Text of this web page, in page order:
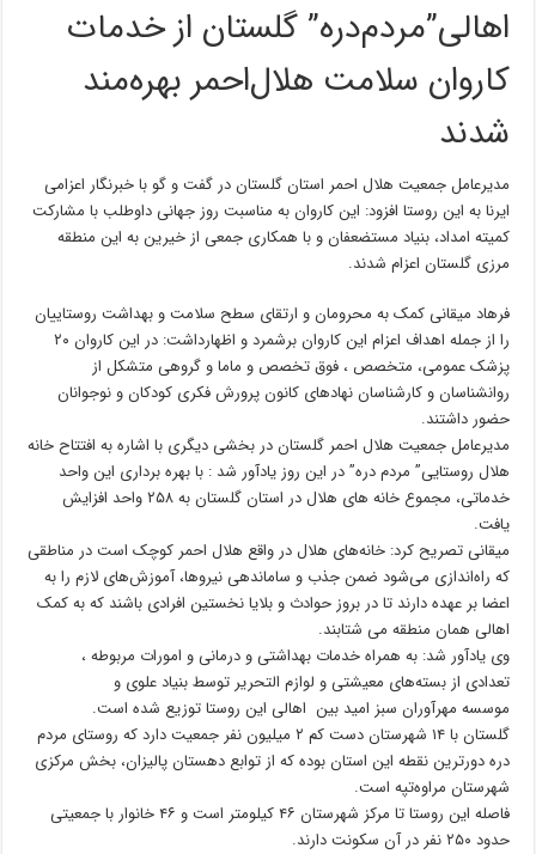
اهالی”مردم‌دره” گلستان از خدمات
کاروان سلامت هلال‌احمر بهره‌مند
شدند
مدیرعامل جمعیت هلال احمر استان گلستان در گفت و گو با خبرنگار اعزامی
ایرنا به این روستا افزود: این کاروان به مناسبت روز جهانی داوطلب با مشارکت
کمیته امداد، بنیاد مستضعفان و با همکاری جمعی از خیرین به این منطقه
مرزی گلستان اعزام شدند.
فرهاد میقانی کمک به محرومان و ارتقای سطح سلامت و بهداشت روستاییان
را از جمله اهداف اعزام این کاروان برشمرد و اظهارداشت: در این کاروان ۲۰
پزشک عمومی، متخصص ، فوق تخصص و ماما و گروهی متشکل از
روانشناسان و کارشناسان نهادهای کانون پرورش فکری کودکان و نوجوانان
حضور داشتند.
مدیرعامل جمعیت هلال احمر گلستان در بخشی دیگری با اشاره به افتتاح خانه
هلال روستایی” مردم دره” در این روز یادآور شد : با بهره برداری این واحد
خدماتی، مجموع خانه های هلال در استان گلستان به ۲۵۸ واحد افزایش
یافت.
میقانی تصریح کرد: خانه‌های هلال در واقع هلال‌ احمر کوچک است در مناطقی
که راه‌اندازی می‌شود ضمن جذب و ساماندهی نیروها، آموزش‌های لازم را به
اعضا بر عهده دارند تا در بروز حوادث و بلایا نخستین افرادی باشند که به کمک
اهالی همان منطقه می شتابند.
وی یادآور شد: به همراه خدمات بهداشتی و درمانی و امورات مربوطه ،
تعدادی از بسته‌های معیشتی و لوازم التحریر توسط بنیاد علوی و
موسسه مهرآوران سبز امید بین اهالی این روستا توزیع شده است.
گلستان با ۱۴ شهرستان دست کم ۲ میلیون نفر جمعیت دارد که روستای مردم
دره دورترین نقطه این استان بوده که از توابع دهستان پالیزان، بخش مرکزی
شهرستان مراوه‌تپه است.
فاصله این روستا تا مرکز شهرستان ۴۶ کیلومتر است و ۴۶ خانوار با جمعیتی
حدود ۲۵۰ نفر در آن سکونت دارند.